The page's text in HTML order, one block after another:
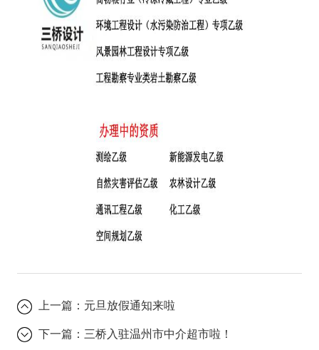
上一篇： 元旦放假通知来啦
下一篇： 三桥入驻温州市中介超市啦！